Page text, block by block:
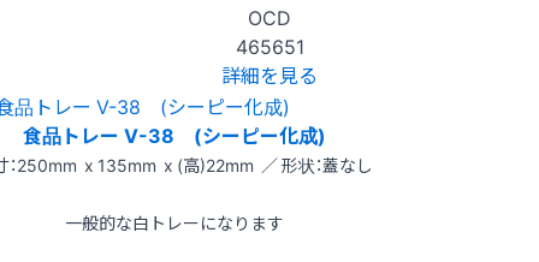
OCD
465651
詳細を見る
食品トレー V-38 (シーピー化成)
：250mm x 135mm x (高)22mm ／ 形状：蓋なし
一般的な白トレーになります